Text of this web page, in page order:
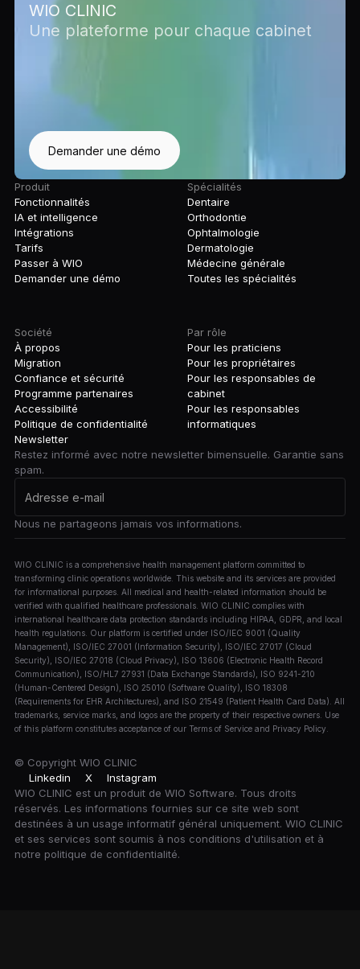
WIO CLINIC
Une plateforme pour chaque cabinet
Demander une démo
Produit
Fonctionnalités
IA et intelligence
Intégrations
Tarifs
Passer à WIO
Demander une démo
Spécialités
Dentaire
Orthodontie
Ophtalmologie
Dermatologie
Médecine générale
Toutes les spécialités
Société
À propos
Migration
Confiance et sécurité
Programme partenaires
Accessibilité
Politique de confidentialité
Par rôle
Pour les praticiens
Pour les propriétaires
Pour les responsables de
cabinet
Pour les responsables
informatiques
Newsletter
Restez informé avec notre newsletter bimensuelle. Garantie sans
spam.
Nous ne partageons jamais vos informations.
WIO CLINIC is a comprehensive health management platform committed to
transforming clinic operations worldwide. This website and its services are provided
for informational purposes. All medical and health-related information should be
verified with qualified healthcare professionals. WIO CLINIC complies with
international healthcare data protection standards including HIPAA, GDPR, and local
health regulations. Our platform is certified under ISO/IEC 9001 (Quality
Management), ISO/IEC 27001 (Information Security), ISO/IEC 27017 (Cloud
Security), ISO/IEC 27018 (Cloud Privacy), ISO 13606 (Electronic Health Record
Communication), ISO/HL7 27931 (Data Exchange Standards), ISO 9241-210
(Human-Centered Design), ISO 25010 (Software Quality), ISO 18308
(Requirements for EHR Architectures), and ISO 21549 (Patient Health Card Data). All
trademarks, service marks, and logos are the property of their respective owners. Use
of this platform constitutes acceptance of our Terms of Service and Privacy Policy.
© Copyright WIO CLINIC
Linkedin
X
Instagram
WIO CLINIC est un produit de WIO Software. Tous droits
réservés. Les informations fournies sur ce site web sont
destinées à un usage informatif général uniquement. WIO CLINIC
et ses services sont soumis à nos conditions d'utilisation et à
notre politique de confidentialité.